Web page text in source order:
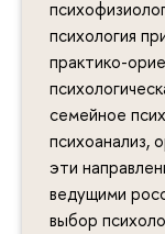
психология
практико-
семейное
психоанализ,
эти
ведущими
выбор